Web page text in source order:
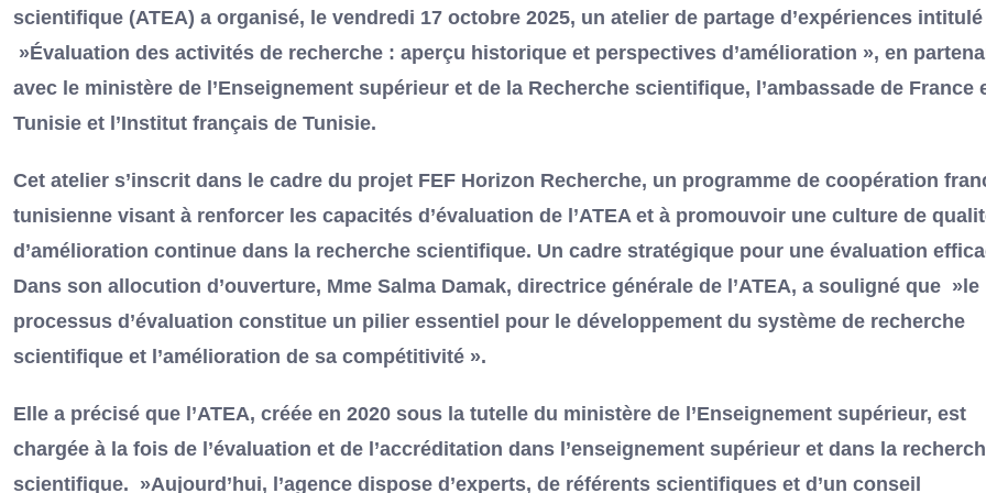
scientifique (ATEA) a organisé, le vendredi 17 octobre 2025, un atelier de partage d’expériences intitulé
»Évaluation des activités de recherche : aperçu historique et perspectives d’amélioration », en
avec le ministère de l’Enseignement supérieur et de la Recherche scientifique, l’ambassade de France
Tunisie et l’Institut français de Tunisie.
Cet atelier s’inscrit dans le cadre du projet FEF Horizon Recherche, un programme de coopération
tunisienne visant à renforcer les capacités d’évaluation de l’ATEA et à promouvoir une culture de
d’amélioration continue dans la recherche scientifique. Un cadre stratégique pour une évaluation
Dans son allocution d’ouverture, Mme Salma Damak, directrice générale de l’ATEA, a souligné que »le
processus d’évaluation constitue un pilier essentiel pour le développement du système de recherche
scientifique et l’amélioration de sa compétitivité ».
Elle a précisé que l’ATEA, créée en 2020 sous la tutelle du ministère de l’Enseignement supérieur, est
chargée à la fois de l’évaluation et de l’accréditation dans l’enseignement supérieur et dans la
scientifique. »Aujourd’hui, l’agence dispose d’experts, de référents scientifiques et d’un conseil